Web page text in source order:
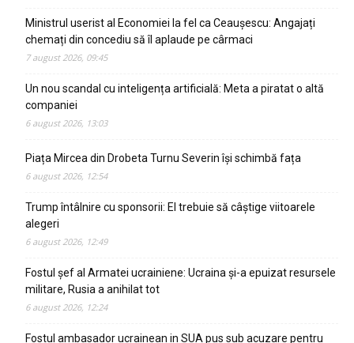
Ministrul userist al Economiei la fel ca Ceaușescu: Angajați
chemați din concediu să îl aplaude pe cârmaci
7 august 2026, 09:45
Un nou scandal cu inteligența artificială: Meta a piratat o altă
companiei
6 august 2026, 13:03
Piața Mircea din Drobeta Turnu Severin își schimbă fața
6 august 2026, 12:54
Trump întâlnire cu sponsorii: El trebuie să câștige viitoarele
alegeri
6 august 2026, 12:49
Fostul șef al Armatei ucrainiene: Ucraina și-a epuizat resursele
militare, Rusia a anihilat tot
6 august 2026, 12:24
Fostul ambasador ucrainean in SUA pus sub acuzare pentru